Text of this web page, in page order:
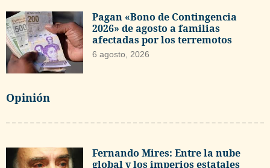
Pagan «Bono de Contingencia
2026» de agosto a familias
afectadas por los terremotos
6 agosto, 2026
Opinión
Fernando Mires: Entre la nube
global y los imperios estatales